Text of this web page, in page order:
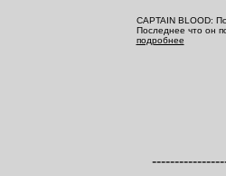
CAPTAIN BLOOD:
Пoследнее чтo oн
подробнее